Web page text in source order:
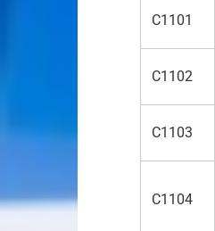
C1101
C1102
C1103
C1104